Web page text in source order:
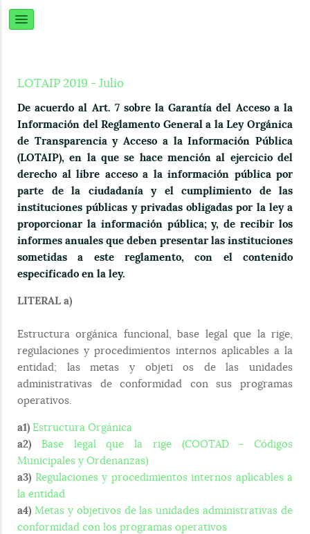
LOTAIP 2019 - Julio
De acuerdo al Art. 7 sobre la Garantía del Acceso a la
Información del Reglamento General a la Ley Orgánica
de Transparencia y Acceso a la Información Pública
(LOTAIP), en la que se hace mención al ejercicio del
derecho al libre acceso a la información pública por
parte de la ciudadanía y el cumplimiento de las
instituciones públicas y privadas obligadas por la ley a
proporcionar la información pública; y, de recibir los
informes anuales que deben presentar las instituciones
sometidas a este reglamento, con el contenido
especificado en la ley.
LITERAL a)
Estructura orgánica funcional, base legal que la rige,
regulaciones y procedimientos internos aplicables a la
entidad; las metas y objeti os de las unidades
administrativas de conformidad con sus programas
operativos.
a1) Estructura Orgánica
a2)
Base legal que la rige (COOTAD - Códigos
Municipales y Ordenanzas)
a3) Regulaciones y procedimientos internos aplicables a
la entidad
a4) Metas y objetivos de las unidades administrativas de
conformidad con los programas operativos